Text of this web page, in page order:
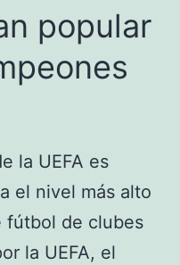
popular
la UEFA es
el nivel más alto
fútbol de clubes
la UEFA, el